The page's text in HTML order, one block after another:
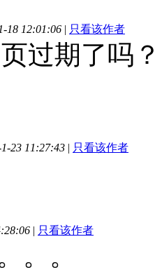
18 12:01:06 | 只看该作者
过期了吗？
23 11:27:43 | 只看该作者
| 只看该作者
。。